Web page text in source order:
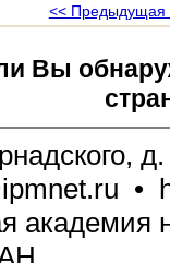
<< Предыдущая
Вы
•
академия